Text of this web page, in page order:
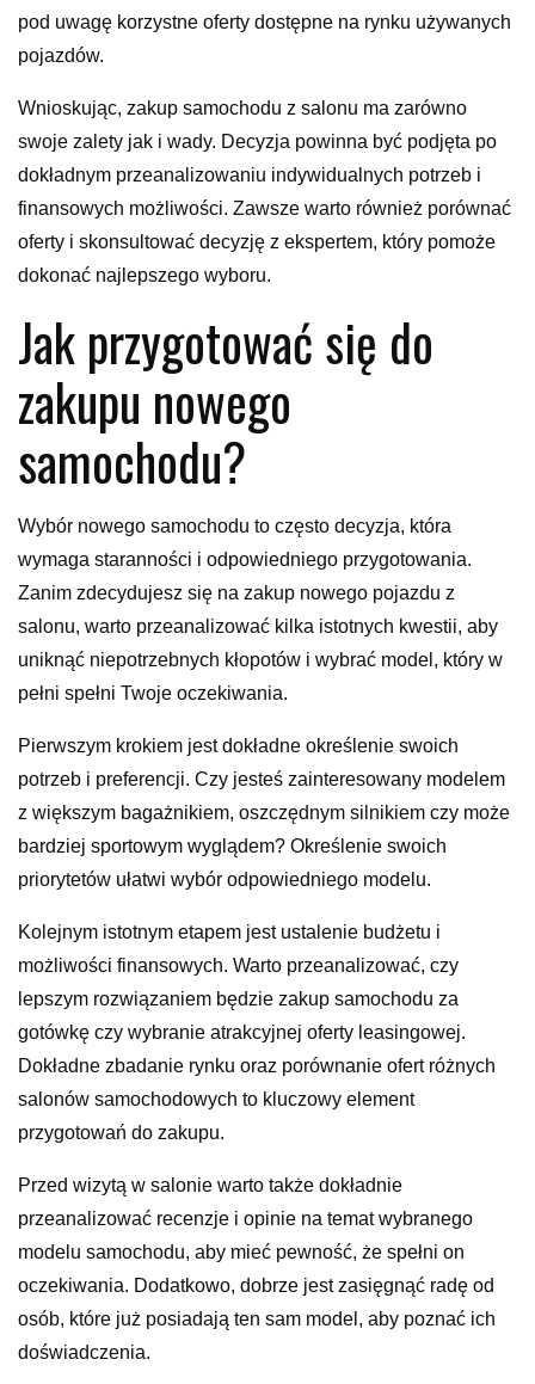
pod uwagę korzystne oferty dostępne na rynku używanych
pojazdów.
Wnioskując, zakup samochodu z salonu ma zarówno
swoje zalety jak i wady. Decyzja powinna być podjęta po
dokładnym przeanalizowaniu indywidualnych potrzeb i
finansowych możliwości. Zawsze warto również porównać
oferty i skonsultować decyzję z ekspertem, który pomoże
dokonać najlepszego wyboru.
Jak przygotować się do
zakupu nowego
samochodu?
Wybór nowego samochodu to często decyzja, która
wymaga staranności i odpowiedniego przygotowania.
Zanim zdecydujesz się na zakup nowego pojazdu z
salonu, warto przeanalizować kilka istotnych kwestii, aby
uniknąć niepotrzebnych kłopotów i wybrać model, który w
pełni spełni Twoje oczekiwania.
Pierwszym krokiem jest dokładne określenie swoich
potrzeb i preferencji. Czy jesteś zainteresowany modelem
z większym bagażnikiem, oszczędnym silnikiem czy może
bardziej sportowym wyglądem? Określenie swoich
priorytetów ułatwi wybór odpowiedniego modelu.
Kolejnym istotnym etapem jest ustalenie budżetu i
możliwości finansowych. Warto przeanalizować, czy
lepszym rozwiązaniem będzie zakup samochodu za
gotówkę czy wybranie atrakcyjnej oferty leasingowej.
Dokładne zbadanie rynku oraz porównanie ofert różnych
salonów samochodowych to kluczowy element
przygotowań do zakupu.
Przed wizytą w salonie warto także dokładnie
przeanalizować recenzje i opinie na temat wybranego
modelu samochodu, aby mieć pewność, że spełni on
oczekiwania. Dodatkowo, dobrze jest zasięgnąć radę od
osób, które już posiadają ten sam model, aby poznać ich
doświadczenia.